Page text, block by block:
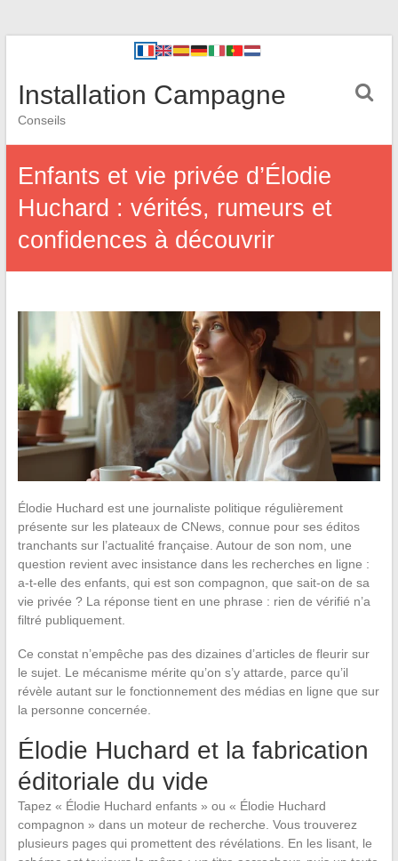
Installation Campagne
Conseils
Enfants et vie privée d’Élodie
Huchard : vérités, rumeurs et
confidences à découvrir
Élodie Huchard est une journaliste politique régulièrement
présente sur les plateaux de CNews, connue pour ses éditos
tranchants sur l’actualité française. Autour de son nom, une
question revient avec insistance dans les recherches en ligne :
a-t-elle des enfants, qui est son compagnon, que sait-on de sa
vie privée ? La réponse tient en une phrase : rien de vérifié n’a
filtré publiquement.
Ce constat n’empêche pas des dizaines d’articles de fleurir sur
le sujet. Le mécanisme mérite qu’on s’y attarde, parce qu’il
révèle autant sur le fonctionnement des médias en ligne que sur
la personne concernée.
Élodie Huchard et la fabrication
éditoriale du vide
Tapez « Élodie Huchard enfants » ou « Élodie Huchard
compagnon » dans un moteur de recherche. Vous trouverez
plusieurs pages qui promettent des révélations. En les lisant, le